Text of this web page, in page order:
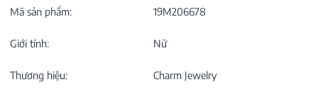
Mã sản phẩm: 19M206678
Giới tính: Nữ
Thương hiệu: Charm Jewelry